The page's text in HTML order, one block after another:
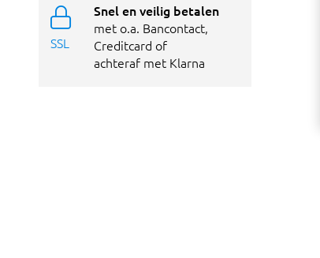
SSL
Snel en veilig betalen
met o.a. Bancontact,
Creditcard of
achteraf met Klarna